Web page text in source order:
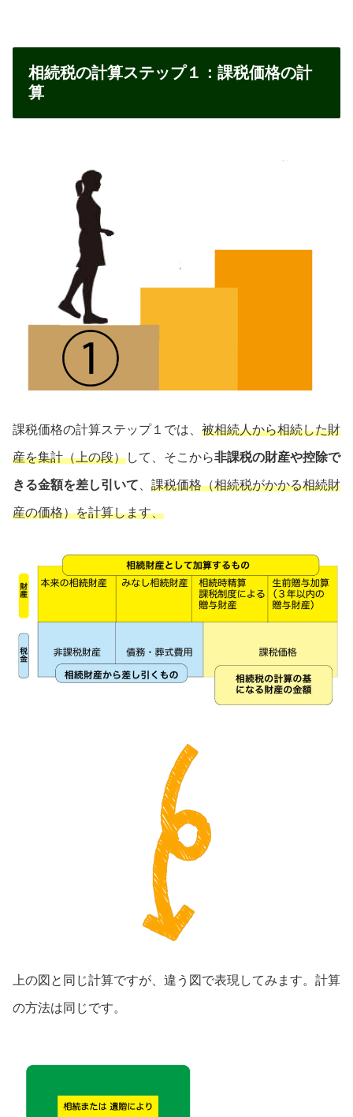
相続税の計算ステップ１：課税価格の計
算
課税価格の計算ステップ１では、 被相続人から相続した財
産を集計（上の段）して、そこから非課税の財産や控除で
きる金額を差し引いて 課税価格（相続税がかかる相続財
産の価格）を計算します、
上の図と同じ計算ですが、違う図で表現してみます。計算
の方法は同じです。